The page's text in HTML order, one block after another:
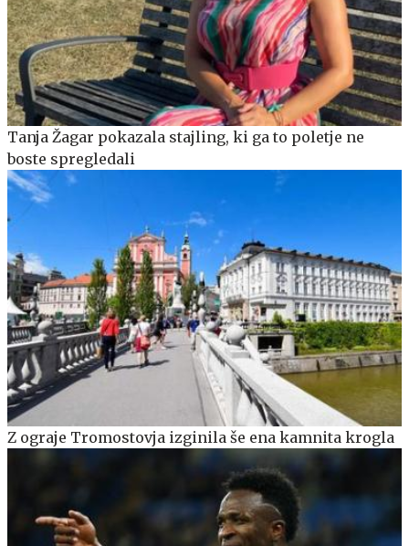
Tanja Žagar pokazala stajling, ki ga to poletje ne
boste spregledali
Z ograje Tromostovja izginila še ena kamnita krogla